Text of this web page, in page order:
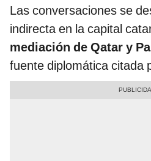
Las conversaciones se
indirecta en la capital
mediación de Qatar y
fuente diplomática citada